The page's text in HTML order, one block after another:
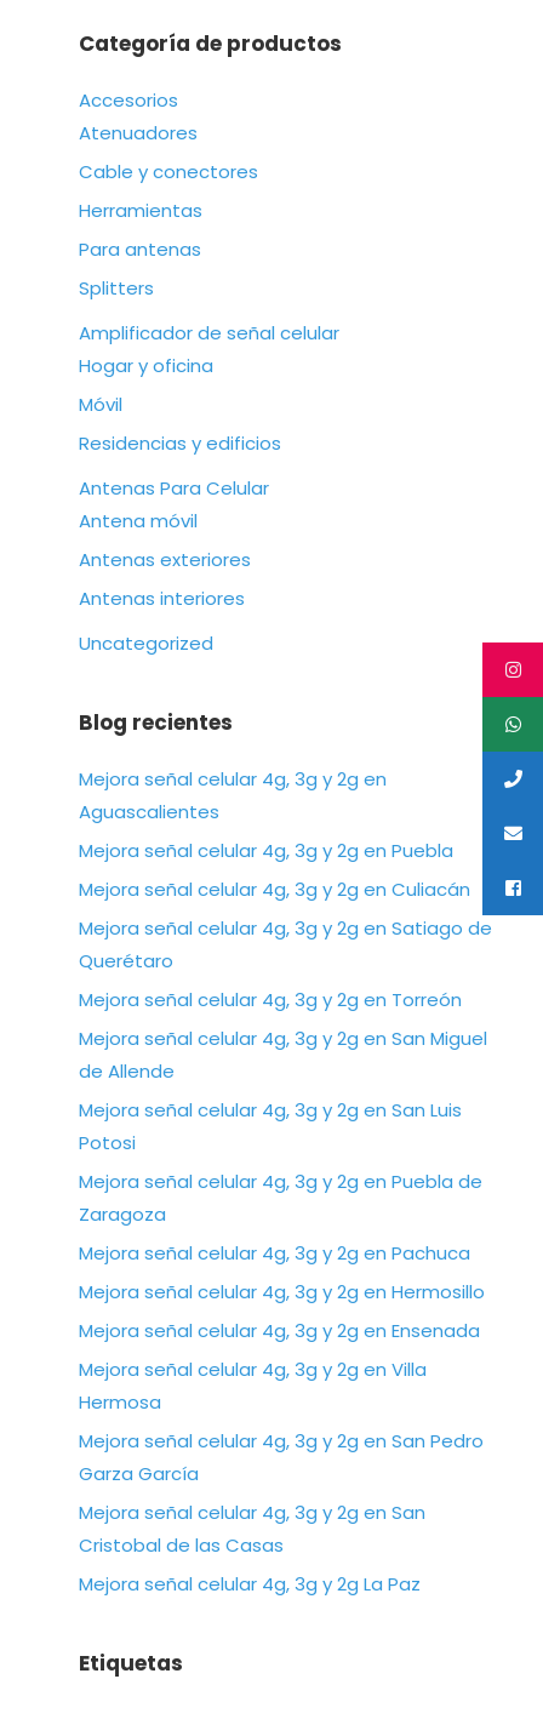
Categoría de productos
Accesorios
Atenuadores
Cable y conectores
Herramientas
Para antenas
Splitters
Amplificador de señal celular
Hogar y oficina
Móvil
Residencias y edificios
Antenas Para Celular
Antena móvil
Antenas exteriores
Antenas interiores
Uncategorized
Blog recientes
Mejora señal celular 4g, 3g y 2g en
Aguascalientes
Mejora señal celular 4g, 3g y 2g en Puebla
Mejora señal celular 4g, 3g y 2g en Culiacán
Mejora señal celular 4g, 3g y 2g en Satiago de
Querétaro
Mejora señal celular 4g, 3g y 2g en Torreón
Mejora señal celular 4g, 3g y 2g en San Miguel
de Allende
Mejora señal celular 4g, 3g y 2g en San Luis
Potosi
Mejora señal celular 4g, 3g y 2g en Puebla de
Zaragoza
Mejora señal celular 4g, 3g y 2g en Pachuca
Mejora señal celular 4g, 3g y 2g en Hermosillo
Mejora señal celular 4g, 3g y 2g en Ensenada
Mejora señal celular 4g, 3g y 2g en Villa
Hermosa
Mejora señal celular 4g, 3g y 2g en San Pedro
Garza García
Mejora señal celular 4g, 3g y 2g en San
Cristobal de las Casas
Mejora señal celular 4g, 3g y 2g La Paz
Etiquetas